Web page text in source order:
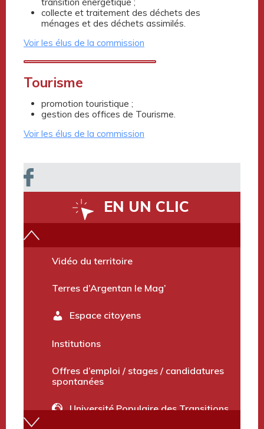
collecte et traitement des déchets des
ménages et des déchets assimilés.
Voir les élus de la commission
Tourisme
promotion touristique ;
gestion des offices de Tourisme.
Voir les élus de la commission
EN UN CLIC
Vidéo du territoire
Terres d’Argentan le Mag’
Espace citoyens
Institutions
Offres d’emploi / stages / candidatures
spontanées
Université Populaire des Transitions